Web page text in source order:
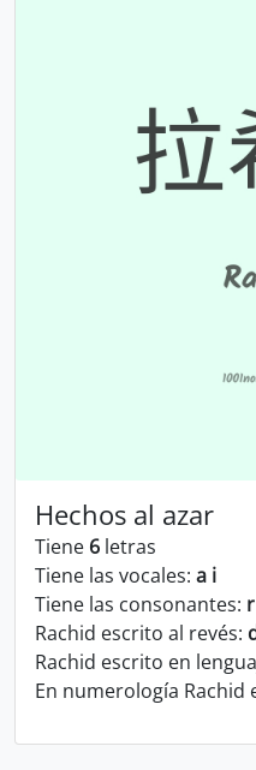
Hechos al azar
Tiene 6 letras
Tiene las vocales: a i
Tiene las consonantes:
Rachid escrito al revés:
Rachid escrito en
En numerología Rachid